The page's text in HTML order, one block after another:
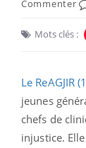
Commenter
Mots clés :
Le ReAGJIR
jeunes
chefs de
injustice.